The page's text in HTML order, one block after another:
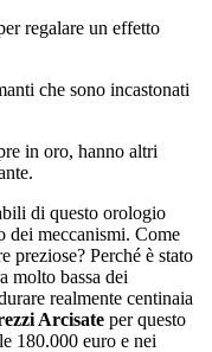
regalare un effetto
che sono incastonati
in oro, hanno altri
di questo orologio
dei meccanismi. Come
preziose? Perché è stato
molto bassa dei
realmente centinaia
Arcisate per questo
180.000 euro e nei